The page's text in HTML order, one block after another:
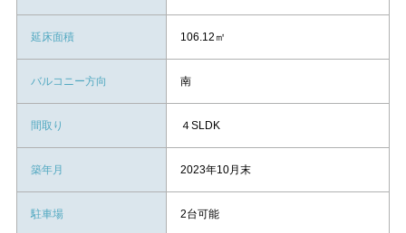
延床面積 106.12㎡
バルコニー方向 南
間取り ４SLDK
築年月 2023年10月末
駐車場 2台可能